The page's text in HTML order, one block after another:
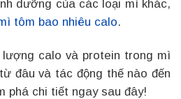
dưỡng của các loại mì khác,
tôm bao nhiêu calo.
calo và protein trong mì
đâu và tác động thế nào đến
phá chi tiết ngay sau đây!